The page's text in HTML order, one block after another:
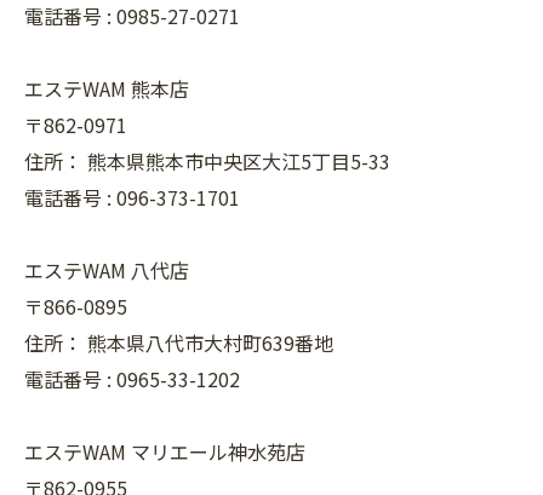
電話番号 : 0985-27-0271
エステWAM 熊本店
〒862-0971
住所： 熊本県熊本市中央区大江5丁目5-33
電話番号 : 096-373-1701
エステWAM 八代店
〒866-0895
住所： 熊本県八代市大村町639番地
電話番号 : 0965-33-1202
エステWAM マリエール神水苑店
〒862-0955